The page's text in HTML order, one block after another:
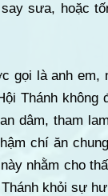
sưa, hoặc
gọi là anh
Thánh
dâm, tham
chí ăn
nhằm cho
khỏi sự